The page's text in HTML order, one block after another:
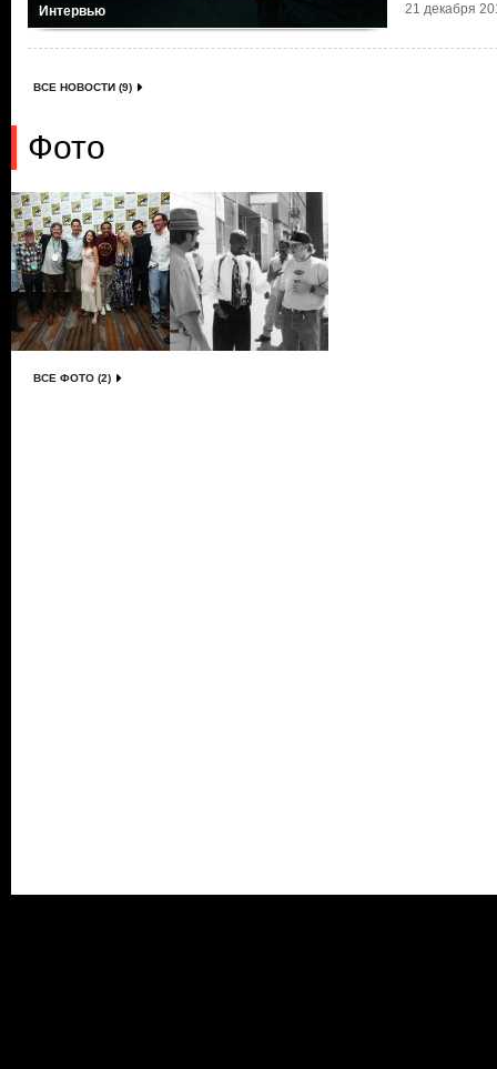
Интервью 21 декабря
ВСЕ НОВОСТИ (9)
Фото
ВСЕ ФОТО (2)